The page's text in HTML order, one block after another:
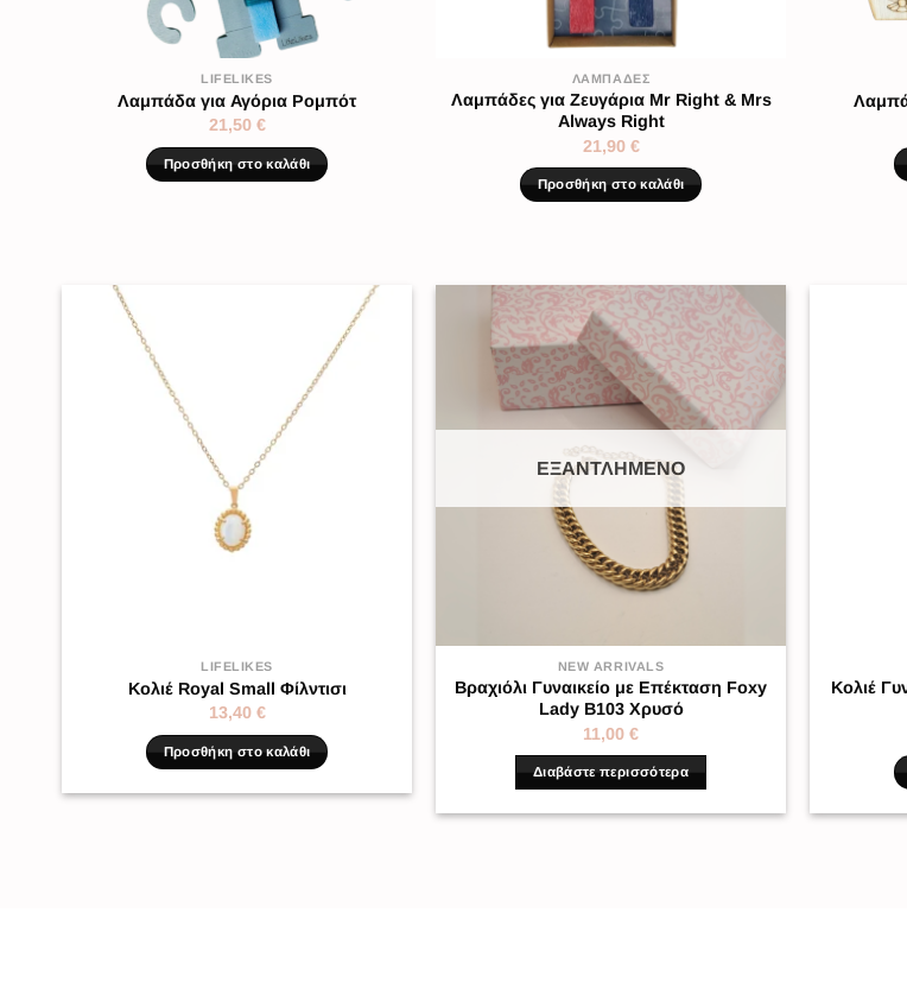
LIFELIKES
Λαμπάδα για Αγόρια Ρομπότ
21,50 €
Προσθήκη στο καλάθι
ΛΑΜΠΆΔΕΣ
Λαμπάδες για Ζευγάρια Mr Right & Mrs
Always Right
21,90 €
Προσθήκη στο καλάθι
LIFELIKES
Κολιέ Royal Small Φίλντισι
13,40 €
Προσθήκη στο καλάθι
ΕΞΑΝΤΛΗΜΈΝΟ
NEW ARRIVALS
Βραχιόλι Γυναικείο με Επέκταση Foxy
Lady B103 Χρυσό
11,00 €
Διαβάστε περισσότερα
Κολιέ